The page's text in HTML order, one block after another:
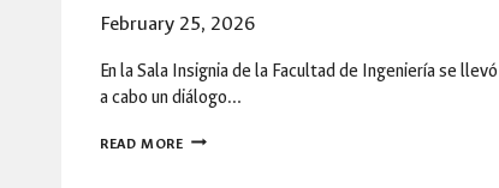
February 25, 2026
En la Sala Insignia de la Facultad de Ingeniería se llevó
a cabo un diálogo…
READ MOREDECANATURA